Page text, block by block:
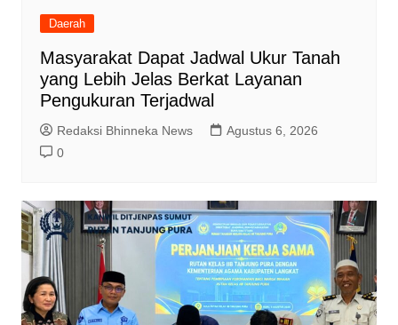
Daerah
Masyarakat Dapat Jadwal Ukur Tanah
yang Lebih Jelas Berkat Layanan
Pengukuran Terjadwal
Redaksi Bhinneka News
Agustus 6, 2026
0